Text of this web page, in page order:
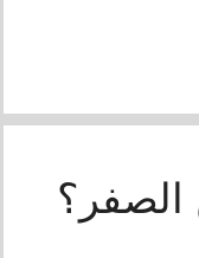
الصفر؟